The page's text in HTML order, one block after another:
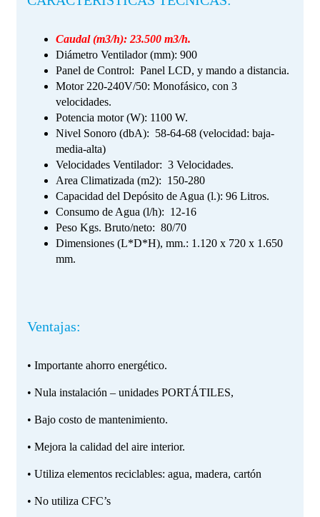
Caudal (m3/h): 23.500 m3/h.
Diámetro Ventilador (mm): 900
Panel de Control: Panel LCD, y mando a distancia.
Motor 220-240V/50: Monofásico, con 3
velocidades.
Potencia motor (W): 1100 W.
Nivel Sonoro (dbA): 58-64-68 (velocidad: baja-
media-alta)
Velocidades Ventilador: 3 Velocidades.
Area Climatizada (m2): 150-280
Capacidad del Depósito de Agua (l.): 96 Litros.
Consumo de Agua (l/h): 12-16
Peso Kgs. Bruto/neto: 80/70
Dimensiones (L*D*H), mm.: 1.120 x 720 x 1.650
mm.
Ventajas:
• Importante ahorro energético.
• Nula instalación – unidades PORTÁTILES,
• Bajo costo de mantenimiento.
• Mejora la calidad del aire interior.
• Utiliza elementos reciclables: agua, madera, cartón
• No utiliza CFC’s